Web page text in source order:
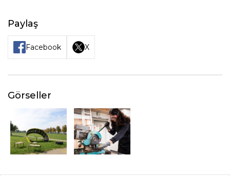
Paylaş
Facebook X
Görseller